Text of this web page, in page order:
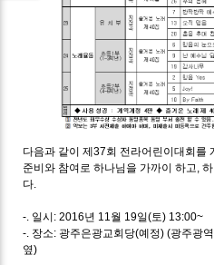
다음과 같이 제37회 전라어린이대회를
준비와 참여로 하나님을 가까이 하고,
다.
-. 일시: 2016년 11월 19일(토) 13:00~
-. 장소: 광주은광교회당(예정) (광주광
옆)